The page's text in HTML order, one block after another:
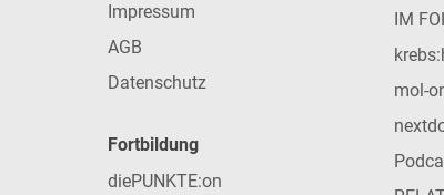
Impressum
AGB
Datenschutz
Fortbildung
diePUNKTE:on
IM
mol-